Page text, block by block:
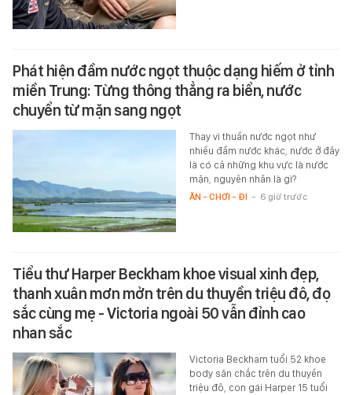
Phát hiện đầm nước ngọt thuộc dạng hiếm ở tỉnh
miền Trung: Từng thông thẳng ra biển, nước
chuyển từ mặn sang ngọt
Thay vì thuần nước ngọt như
nhiều đầm nước khác, nước ở đây
là có cả những khu vực là nước
mặn, nguyên nhân là gì?
ĂN - CHƠI - ĐI - 6 giờ trước
Tiểu thư Harper Beckham khoe visual xinh đẹp,
thanh xuân mơn mởn trên du thuyền triệu đô, đọ
sắc cùng mẹ - Victoria ngoài 50 vẫn đỉnh cao
nhan sắc
Victoria Beckham tuổi 52 khoe
body săn chắc trên du thuyền
triệu đô, con gái Harper 15 tuổi